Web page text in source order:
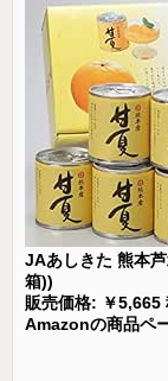
JAあしきた 熊本
箱))
販売価格: ￥5,665
Amazonの商品ペ